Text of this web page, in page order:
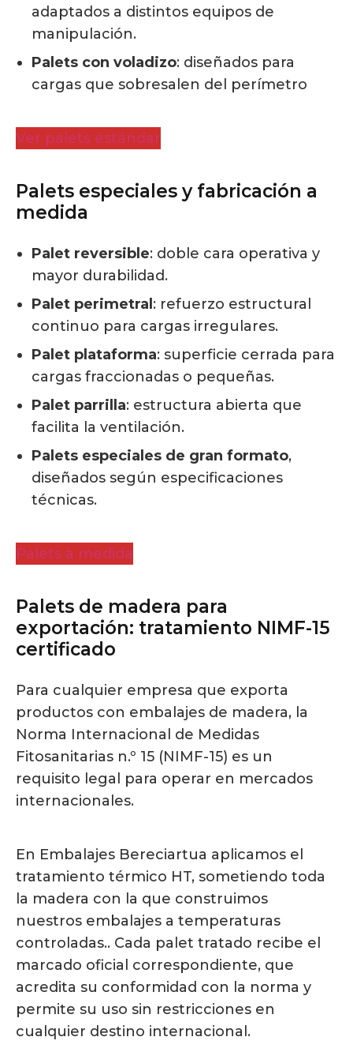
adaptados a distintos equipos de
manipulación.
Palets con voladizo: diseñados para
cargas que sobresalen del perímetro
Ver palets estándar
Palets especiales y fabricación a
medida
Palet reversible: doble cara operativa y
mayor durabilidad.
Palet perimetral : refuerzo estructural
continuo para cargas irregulares.
Palet plataforma: superficie cerrada para
cargas fraccionadas o pequeñas.
Palet parrilla: estructura abierta que
facilita la ventilación.
Palets especiales de gran formato,
diseñados según especificaciones
técnicas.
Palets a medida
Palets de madera para
exportación: tratamiento NIMF-15
certificado
Para cualquier empresa que exporta
productos con embalajes de madera, la
Norma Internacional de Medidas
Fitosanitarias n.º 15 (NIMF-15) es un
requisito legal para operar en mercados
internacionales.
En Embalajes Bereciartua aplicamos el
tratamiento térmico HT, sometiendo toda
la madera con la que construimos
nuestros embalajes a temperaturas
controladas.. Cada palet tratado recibe el
marcado oficial correspondiente, que
acredita su conformidad con la norma y
permite su uso sin restricciones en
cualquier destino internacional.